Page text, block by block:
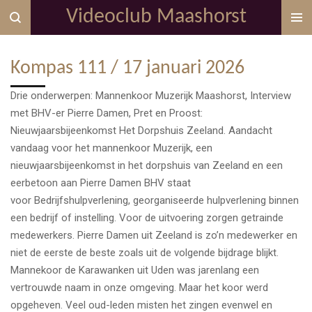
Ga
direct
de
hoofdinhoud
Videoclub Maashorst
Kompas 111 / 17 januari 2026
Drie onderwerpen: Mannenkoor Muzerijk Maashorst, Interview
met BHV-er Pierre Damen, Pret en Proost:
Nieuwjaarsbijeenkomst Het Dorpshuis Zeeland. Aandacht
vandaag voor het mannenkoor Muzerijk, een
nieuwjaarsbijeenkomst in het dorpshuis van Zeeland en een
eerbetoon aan Pierre Damen BHV staat
voor Bedrijfshulpverlening, georganiseerde hulpverlening binnen
een bedrijf of instelling. Voor de uitvoering zorgen getrainde
medewerkers. Pierre Damen uit Zeeland is zo’n medewerker en
niet de eerste de beste zoals uit de volgende bijdrage blijkt.
Mannekoor de Karawanken uit Uden was jarenlang een
vertrouwde naam in onze omgeving. Maar het koor werd
opgeheven. Veel oud-leden misten het zingen evenwel en